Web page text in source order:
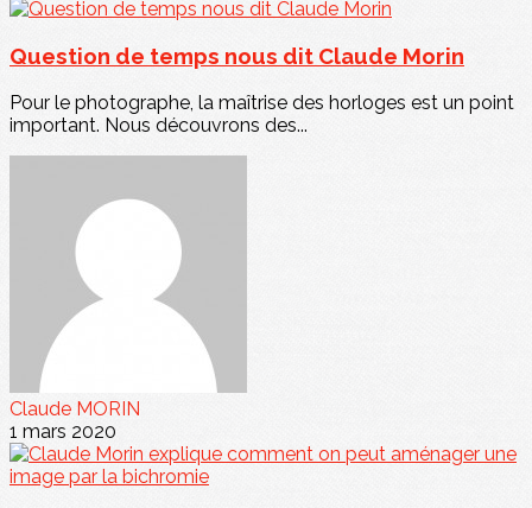
Question de temps nous dit Claude Morin
Pour le photographe, la maîtrise des horloges est un point
important. Nous découvrons des...
Claude MORIN
1 mars 2020